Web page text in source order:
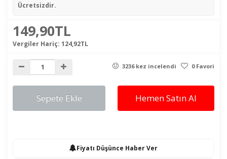
Ücretsizdir.
149,90TL
Vergiler Hariç: 124,92TL
3236 kez incelendi 0 Favori
Sepete Ekle Hemen Satın Al
Fiyatı Düşünce Haber Ver